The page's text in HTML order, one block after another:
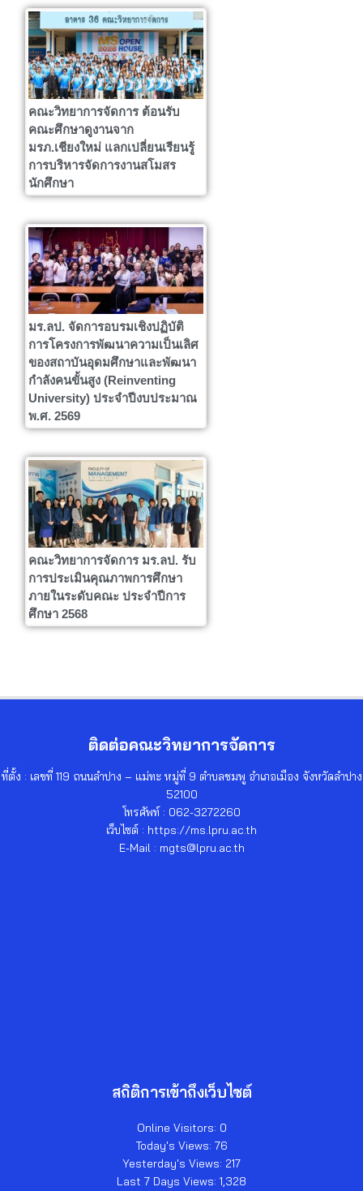
คณะวิทยาการจัดการ ต้อนรับ
คณะศึกษาดูงานจาก
มรภ.เชียงใหม่ แลกเปลี่ยนเรียนรู้
การบริหารจัดการงานสโมสร
นักศึกษา
มร.ลป. จัดการอบรมเชิงปฏิบัติ
การโครงการพัฒนาความเป็นเลิศ
ของสถาบันอุดมศึกษาและพัฒนา
กำลังคนขั้นสูง (Reinventing
University) ประจำปีงบประมาณ
พ.ศ. 2569
คณะวิทยาการจัดการ มร.ลป. รับ
การประเมินคุณภาพการศึกษา
ภายในระดับคณะ ประจำปีการ
ศึกษา 2568
ติดต่อคณะวิทยาการจัดการ
ที่ตั้ง : เลขที่ 119 ถนนลำปาง – แม่ทะ หมู่ที่ 9 ตำบลชมพู อำเภอเมือง จังหวัดลำปาง
52100
โทรศัพท์ : 062-3272260
เว็บไซต์ : https://ms.lpru.ac.th
E-Mail : mgts@lpru.ac.th
สถิติการเข้าถึงเว็บไซต์
Online Visitors: 0
Today's Views: 76
Yesterday's Views: 217
Last 7 Days Views: 1,328